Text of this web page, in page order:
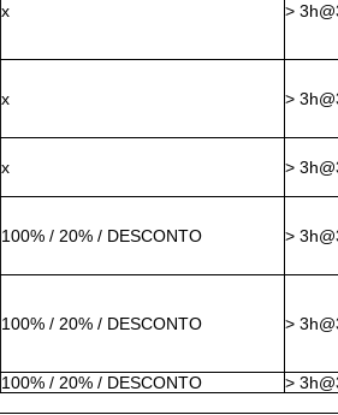
x >
x >
x >
100% / 20% / DESCONTO >
100% / 20% / DESCONTO >
100% / 20% / DESCONTO
>